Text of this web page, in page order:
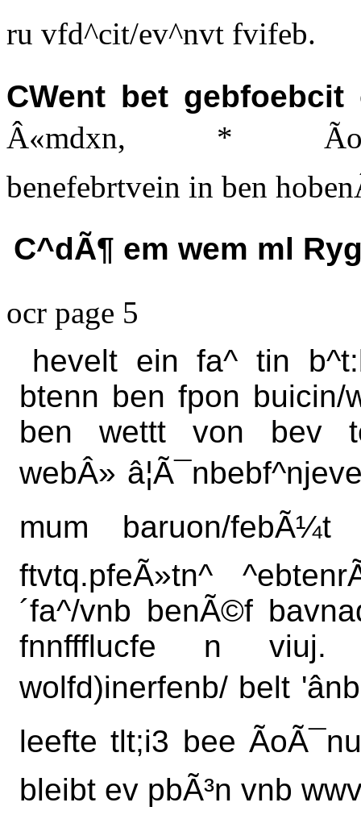
ru vfd^cit/ev^nvt fvifeb.
CWent bet
Â«mdxn, *
benefebrtvein in ben
C^dÃ¶ em wem ml
ocr page 5
hevelt ein fa^ tin
btenn ben fpon buicin/
ben wettt von bev
webÂ»
mum baruon/febÃ¼t
ftvtq.pfeÃ»tn^
´fa^/vnb benÃ©f
fnnffflucfe n viuj.
wolfd)inerfenb/ belt
leefte tlt;i3 bee
bleibt ev pbÃ³n vnb